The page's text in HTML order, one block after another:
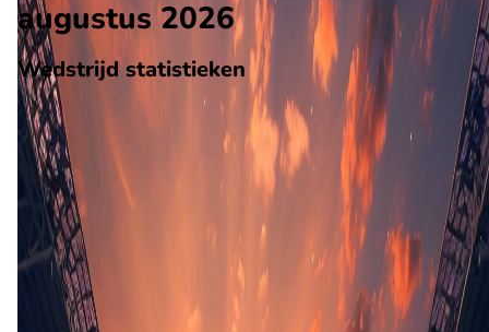
augustus 2026
Wedstrijd statistieken
Verloop
Statistieken
Eindscore (2 - 0)
Eerste helft
B. Lawal
R. Delaney
Tweede helft
O. Norburn(Eigen doelpunt)